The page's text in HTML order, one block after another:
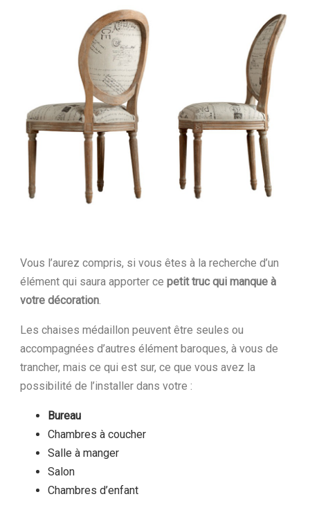
Vous l’aurez compris, si vous êtes à la recherche d’un
élément qui saura apporter ce petit truc qui manque à
votre décoration.
Les chaises médaillon peuvent être seules ou
accompagnées d’autres élément baroques, à vous de
trancher, mais ce qui est sur, ce que vous avez la
possibilité de l’installer dans votre :
Bureau
Chambres à coucher
Salle à manger
Salon
Chambres d’enfant